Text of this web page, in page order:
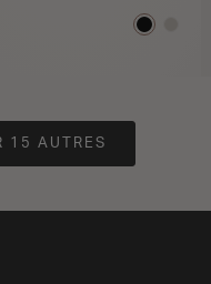
15 AUTRES